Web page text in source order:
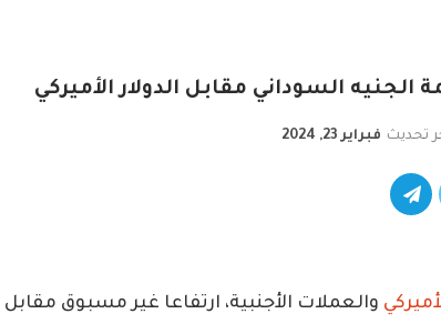
السوداني مقابل الدولار الأميركي
تحديث فبراير 23, 2024
والعملات الأجنبية، ارتفاعا غير مسبوق مقابل